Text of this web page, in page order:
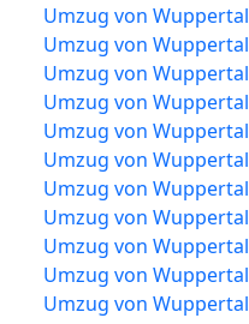
Umzug von
Umzug von
Umzug von
Umzug von
Umzug von
Umzug von
Umzug von
Umzug von
Umzug von
Umzug von
Umzug von